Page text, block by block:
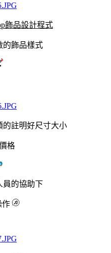
飾品設計程式
的飾品樣式
的註明好尺寸大小
格
員的協助下
作